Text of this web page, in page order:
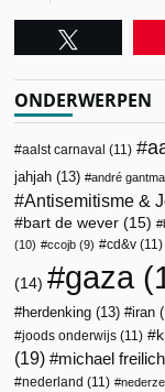
ONDERWERPEN
aalst carnaval (11)
jahjah (13) andré
Antisemitisme &
bart de wever (15)
(10)
ccojb (9) cd&v (11)
(14) gaza
herdenking (13) iran
joods onderwijs (11)
(19)
michael freilich
nederland (11)